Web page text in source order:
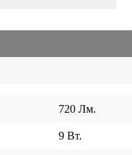
720 Лм.
9 Вт.